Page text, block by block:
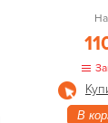
В